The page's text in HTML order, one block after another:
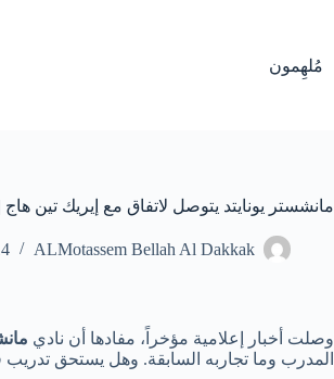
مُلهِمون
مانشستر يونايتد يتوصل لاتفاق مع إيريك تين
ALMotassem Bellah Al Dakkak
14
وصلت أخبار إعلامية مؤخراً، مفادها أن نادي
المدرب وما تجاربه السابقة. وهل يستحق تدريب